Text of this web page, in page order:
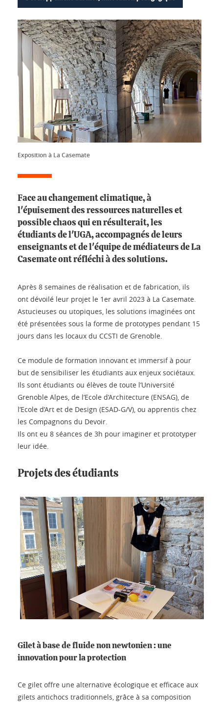
Exposition à La Casemate
Face au changement climatique, à
l'épuisement des ressources naturelles et
possible chaos qui en résulterait, les
étudiants de l'UGA, accompagnés de leurs
enseignants et de l'équipe de médiateurs de La
Casemate ont réfléchi à des solutions.
Après 8 semaines de réalisation et de fabrication, ils
ont dévoilé leur projet le 1er avril 2023 à La Casemate.
Astucieuses ou utopiques, les solutions imaginées ont
été présentées sous la forme de prototypes pendant 15
jours dans les locaux du CCSTI de Grenoble.
Ce module de formation innovant et immersif à pour
but de sensibiliser les étudiants aux enjeux sociétaux.
Ils sont étudiants ou élèves de toute l’Université
Grenoble Alpes, de l’Ecole d’Architecture (ENSAG), de
l’Ecole d’Art et de Design (ESAD-G/V), ou apprentis chez
les Compagnons du Devoir.
Ils ont eu 8 séances de 3h pour imaginer et prototyper
leur idée.
Projets des étudiants
Gilet à base de fluide non newtonien : une
innovation pour la protection
Ce gilet offre une alternative écologique et efficace aux
gilets antichocs traditionnels, grâce à sa composition